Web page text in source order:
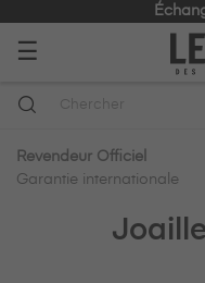
Basculer
navigation
☰
Revendeur Officiel
Garantie internationale